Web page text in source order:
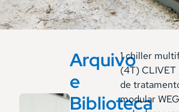
Arquivo
e
Biblioteca
1 chiller
(4T) CLIVET
de
modular